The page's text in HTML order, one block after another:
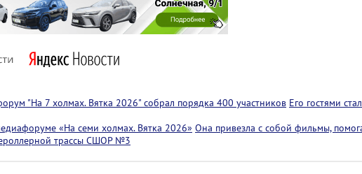
"На 7 холмах. Вятка 2026" собрал порядка 400 участников Его гостями
«На семи холмах. Вятка 2026» Она привезла с собой фильмы,
трассы СШОР №3